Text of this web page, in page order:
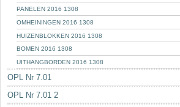
PANELEN 2016 1308
OMHEININGEN 2016 1308
HUIZENBLOKKEN 2016 1308
BOMEN 2016 1308
UITHANGBORDEN 2016 1308
OPL Nr 7.01
OPL Nr 7.01 2